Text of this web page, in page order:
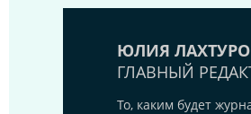
ЮЛИЯ
ГЛАВНЫЙ
То, каким будет